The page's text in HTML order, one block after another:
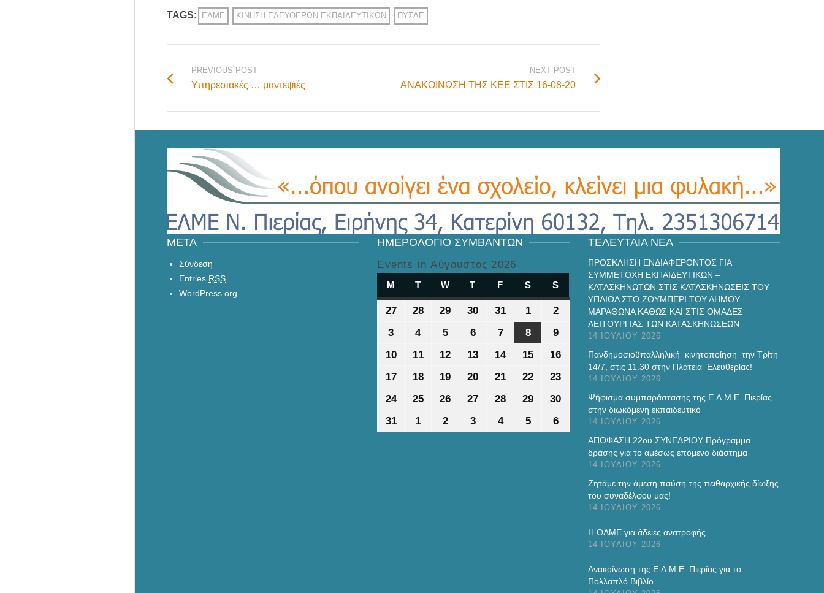
TAGS: ΕΛΜΕ ΚΊΝΗΣΗ ΕΛΕΎΘΕΡΩΝ ΕΚΠΑΙΔΕΥΤΙΚΏΝ ΠΥΣΔΕ
PREVIOUS POST
Υπηρεσιακές … μαντεψιές
NEXT POST
ΑΝΑΚΟΙΝΩΣΗ ΤΗΣ ΚΕΕ ΣΤΙΣ 16-08-20
META
Σύνδεση
Entries RSS
WordPress.org
ΗΜΕΡΟΛΌΓΙΟ ΣΥΜΒΆΝΤΩΝ
Events in Αύγουστος 2026
M ΔΕΥΤΈΡΑ
TΤΡΊΤΗ
WΤΕΤΆΡΤΗ
T ΠΈΜΠΤΗ
F ΠΑΡΑΣΚΕΥΉ
SΣΆΒΒΑΤΟ
SΚΥΡΙΑΚΉ
2727
Ιουλίου
2828
Ιουλίου
29
Ιουλίου
30
Ιουλίου
31
Ιουλίου
2026
11
Αυγούστου
2026
22
Αυγούστου
3
Αυγούστου
44
Αυγούστου
55
Αυγούστου
66
Αυγούστου
77
Αυγούστου
88
Αυγούστου
99
Αυγούστου
1010
Αυγούστου
1111
Αυγούστου
12
Αυγούστου
13
Αυγούστου
1414
Αυγούστου
15
Αυγούστου
16
Αυγούστου
1717
Αυγούστου
1818
Αυγούστου
19
Αυγούστου
20
Αυγούστου
21
Αυγούστου
22
Αυγούστου
23
Αυγούστου
2424
Αυγούστου
2026
2525
Αυγούστου
2026
26
Αυγούστου
2026
27
Αυγούστου
2026
28
Αυγούστου
2026
29
Αυγούστου
2026
30
Αυγούστου
2026
3131
1 22
33
44
55
Σεπτεμβρίου
66
Σεπτεμβρίου
ΤΕΛΕΥΤΑΊΑ ΝΈΑ
ΠΡΟΣΚΛΗΣΗ ΕΝΔΙΑΦΕΡΟΝΤΟΣ ΓΙΑ
ΣΥΜΜΕΤΟΧΗ ΕΚΠΑΙΔΕΥΤΙΚΩΝ –
ΚΑΤΑΣΚΗΝΩΤΩΝ ΣΤΙΣ ΚΑΤΑΣΚΗΝΩΣΕΙΣ ΤΟΥ
ΥΠΑΙΘΑ ΣΤΟ ΖΟΥΜΠΕΡΙ ΤΟΥ ΔΗΜΟΥ
ΜΑΡΑΘΩΝΑ ΚΑΘΩΣ ΚΑΙ ΣΤΙΣ ΟΜΑΔΕΣ
ΛΕΙΤΟΥΡΓΙΑΣ ΤΩΝ ΚΑΤΑΣΚΗΝΩΣΕΩΝ
14 ΙΟΥΛΊΟΥ 2026
Πανδημοσιοϋπαλληλική κινητοποίηση την Τρίτη
14/7, στις 11.30 στην Πλατεία Ελευθερίας!
14 ΙΟΥΛΊΟΥ 2026
Ψήφισμα συμπαράστασης της Ε.Λ.Μ.Ε. Πιερίας
στην διωκόμενη εκπαιδευτικό
14 ΙΟΥΛΊΟΥ 2026
ΑΠΟΦΑΣΗ 22ου ΣΥΝΕΔΡΙΟΥ Πρόγραμμα
δράσης για το αμέσως επόμενο διάστημα
14 ΙΟΥΛΊΟΥ 2026
Ζητάμε την άμεση παύση της πειθαρχικής δίωξης
του συναδέλφου μας!
14 ΙΟΥΛΊΟΥ 2026
H ΟΛΜΕ για άδειες ανατροφής
14 ΙΟΥΛΊΟΥ 2026
Ανακοίνωση της Ε.Λ.Μ.Ε. Πιερίας για το
Πολλαπλό Βιβλίο.